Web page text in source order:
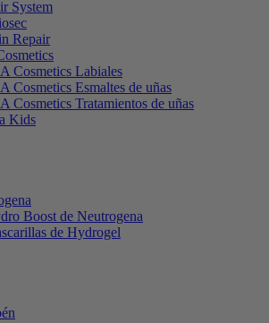
System
Repair
Cosmetics Labiales
Cosmetics Esmaltes de uñas
Cosmetics Tratamientos de uñas
Kids
Boost de Neutrogena
de Hydrogel